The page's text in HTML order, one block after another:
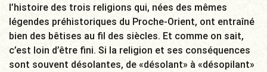
l’histoire des trois religions qui, nées des mêmes
légendes préhistoriques du Proche-Orient, ont entraîné
bien des bêtises au fil des siècles. Et comme on sait,
c’est loin d’être fini. Si la religion et ses conséquences
sont souvent désolantes, de «désolant» à «désopilant»